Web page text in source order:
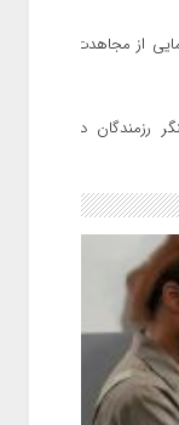
از مجاهدت
رزمندگان در